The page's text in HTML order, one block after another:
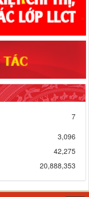
7
3,096
42,275
20,888,353